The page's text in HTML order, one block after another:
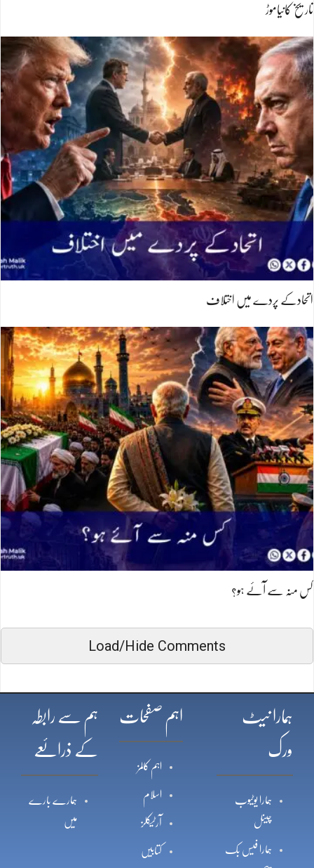
تاریخ کانیاموڑ
اتحادکے پردے میں اختلاف
کس منہ سے آئے ہو؟
Load/Hide Comments
ہمارا نیٹ
ورک
ہمارا یوٹیوب
چینل
ہمارا فیس بک
اہم صفحات
اہم کالمز
اسلام
آرٹیکلز
کتابیں
ہم سے رابطہ
کے ذرائعے
ہمارے بارے
میں